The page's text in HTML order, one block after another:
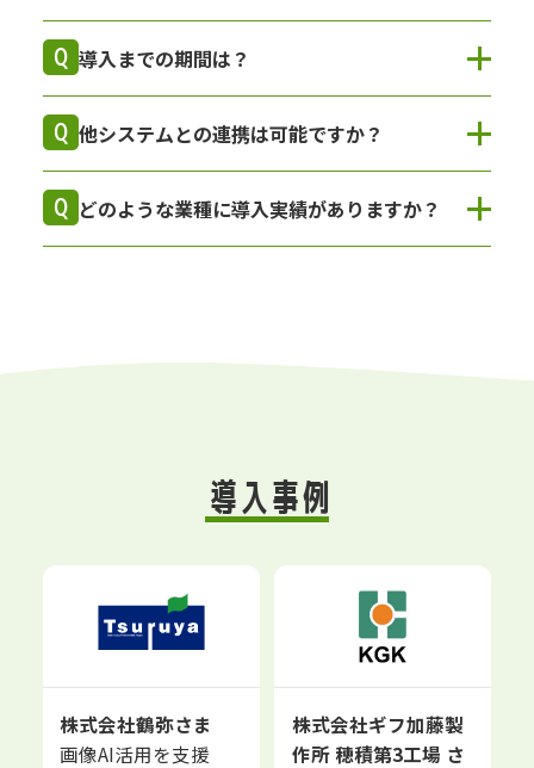
導入までの期間は？
他システムとの連携は可能ですか？
どのような業種に導入実績がありますか？
導入事例
株式会社鶴弥さま
画像AI活用を支援
株式会社ギフ加藤製
作所 穂積第3工場 さ